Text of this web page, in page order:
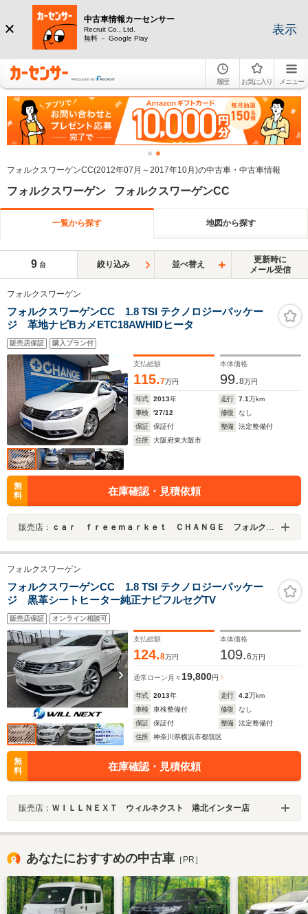
中古車情報カーセンサー
Recruit Co., Ltd.
無料 － Google Play
表示
履歴 お気に入り メニュー
フォルクスワーゲンCC(2012年07月～2017年10月)の中古車・中古車情報
フォルクスワーゲン フォルクスワーゲンCC
一覧から探す 地図から探す
9 台 絞り込み 並べ替え
更新時に
メール受信
フォルクスワーゲン
フォルクスワーゲンCC 1.8 TSI テクノロジーパッケー
ジ 革地ナビBカメETC18AWHIDヒータ
販売店保証 購入プラン付
支払総額
115.7万円
本体価格
99.8万円
年式 2013年 走行 7.1万km
車検
'27/12 修復
なし
保証
保証付 整備
法定整備付
住所
大阪府東大阪市
無
料
在庫確認・見積依頼
販売店： ｃａｒ ｆｒｅｅｍａｒｋｅｔ ＣＨＡＮＧＥ フォルクスワーゲンこだわりのお店 東大阪店
フォルクスワーゲン
フォルクスワーゲンCC 1.8 TSI テクノロジーパッケー
ジ 黒革シートヒーター純正ナビフルセグTV
販売店保証 オンライン相談可
支払総額
124.8万円
本体価格
109.6万円
通常ローン 月々19,800円
年式 2013年 走行 4.2万km
車検
車検整備付 修復
なし
保証
保証付 整備
法定整備付
住所
神奈川県横浜市都筑区
無
料
在庫確認・見積依頼
販売店： ＷＩＬＬＮＥＸＴ ウィルネクスト 港北インター店
あなたにおすすめの中古車 ［PR］